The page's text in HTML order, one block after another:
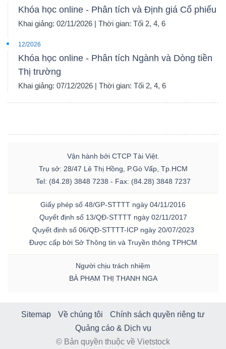
Khóa học online - Phân tích và Định giá Cổ phiếu
Khai giảng: 02/11/2026 | Thời gian: Tối 2, 4, 6
12/2026
Khóa học online - Phân tích Ngành và Dòng tiền
Thị trường
Khai giảng: 07/12/2026 | Thời gian: Tối 2, 4, 6
Vận hành bởi CTCP Tài Việt.
Trụ sở: 28/47 Lê Thị Hồng, P.Gò Vấp, Tp.HCM
Tel: (84.28) 3848 7238 - Fax: (84.28) 3848 7237
Giấy phép số 48/GP-STTTT ngày 04/11/2016
Quyết định số 13/QĐ-STTTT ngày 02/11/2017
Quyết định số 06/QĐ-STTTT-ICP ngày 20/07/2023
Được cấp bởi Sở Thông tin và Truyền thông TPHCM
Người chịu trách nhiệm
BÀ PHẠM THỊ THANH NGA
Sitemap Về chúng tôi
Chính sách quyền riêng tư
Quảng cáo & Dịch vụ
© Bản quyền thuộc về Vietstock
Dữ
liệu
chính